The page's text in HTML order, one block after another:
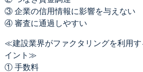
③ 企業の信用情報に影響を与えない
④ 審査に通過しやすい
≪建設業界がファクタリングを利用
イント≫
① 手数料